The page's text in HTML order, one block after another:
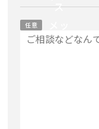
ス
任意
セー
ジ